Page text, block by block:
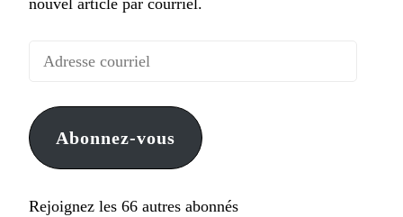
nouvel article par courriel.
Adresse
Abonnez-vous
Rejoignez les 66 autres abonnés